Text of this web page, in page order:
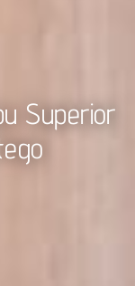
Superior